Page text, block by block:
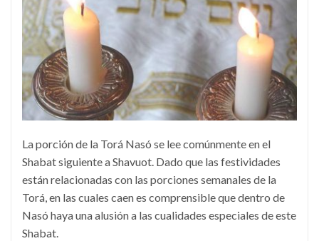
La porción de la Torá Nasó se lee comúnmente en el
Shabat siguiente a Shavuot. Dado que las festividades
están relacionadas con las porciones semanales de la
Torá, en las cuales caen es comprensible que dentro de
Nasó haya una alusión a las cualidades especiales de este
Shabat.